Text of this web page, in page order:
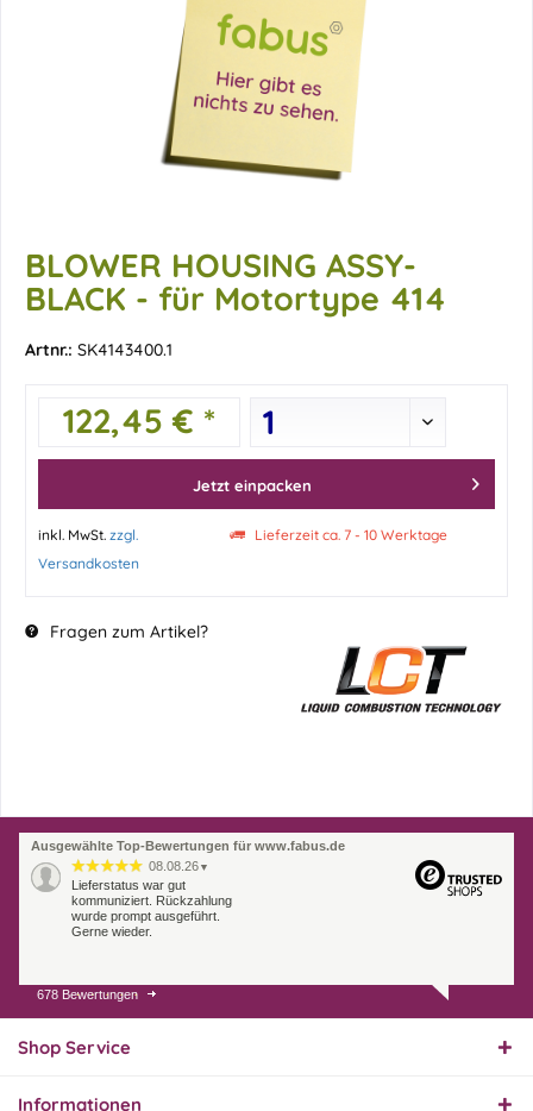
BLOWER HOUSING ASSY-
BLACK - für Motortype 414
Artnr.: SK4143400.1
122,45 € *
Jetzt einpacken
inkl. MwSt. zzgl.
Versandkosten
Lieferzeit ca. 7 - 10 Werktage
Fragen zum Artikel?
Ausgewählte Top-Bewertungen für www.fabus.de
08.08.26 ▼
Lieferstatus war gut
kommuniziert. Rückzahlung
wurde prompt ausgeführt.
Gerne wieder.
07.08.26
Endlich das richtige
678 Bewertungen
Shop Service
Informationen